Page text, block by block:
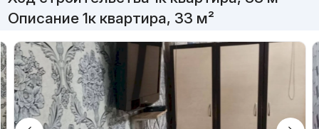
Описание 1к квартира, 33 м²